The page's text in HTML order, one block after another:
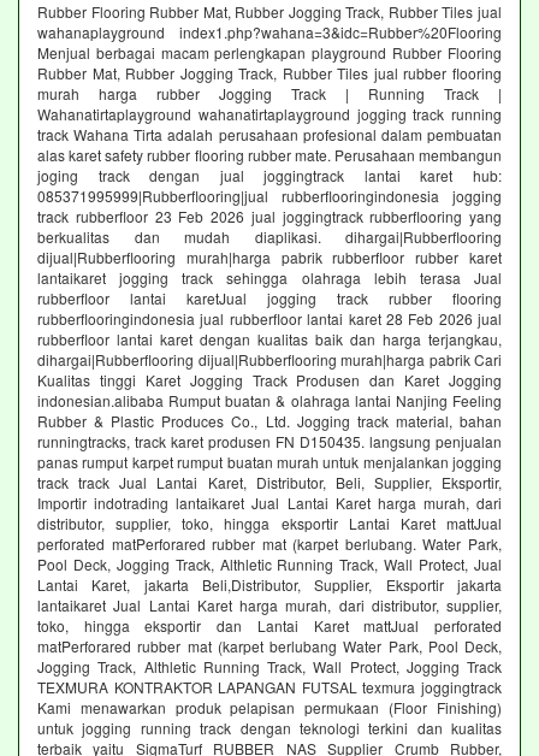
Rubber Flooring Rubber Mat, Rubber Jogging Track, Rubber Tiles jual
wahanaplayground index1.php?wahana=3&idc=Rubber%20Flooring
Menjual berbagai macam perlengkapan playground Rubber Flooring
Rubber Mat, Rubber Jogging Track, Rubber Tiles jual rubber flooring
murah harga rubber Jogging Track | Running Track |
Wahanatirtaplayground wahanatirtaplayground jogging track running
track Wahana Tirta adalah perusahaan profesional dalam pembuatan
alas karet safety rubber flooring rubber mate. Perusahaan membangun
joging track dengan jual joggingtrack lantai karet hub:
085371995999|Rubberflooring|jual rubberflooringindonesia jogging
track rubberfloor 23 Feb 2026 jual joggingtrack rubberflooring yang
berkualitas dan mudah diaplikasi. dihargai|Rubberflooring
dijual|Rubberflooring murah|harga pabrik rubberfloor rubber karet
lantaikaret jogging track sehingga olahraga lebih terasa Jual
rubberfloor lantai karetJual jogging track rubber flooring
rubberflooringindonesia jual rubberfloor lantai karet 28 Feb 2026 jual
rubberfloor lantai karet dengan kualitas baik dan harga terjangkau,
dihargai|Rubberflooring dijual|Rubberflooring murah|harga pabrik Cari
Kualitas tinggi Karet Jogging Track Produsen dan Karet Jogging
indonesian.alibaba Rumput buatan & olahraga lantai Nanjing Feeling
Rubber & Plastic Produces Co., Ltd. Jogging track material, bahan
runningtracks, track karet produsen FN D150435. langsung penjualan
panas rumput karpet rumput buatan murah untuk menjalankan jogging
track track Jual Lantai Karet, Distributor, Beli, Supplier, Eksportir,
Importir indotrading lantaikaret Jual Lantai Karet harga murah, dari
distributor, supplier, toko, hingga eksportir Lantai Karet mattJual
perforated matPerforared rubber mat (karpet berlubang. Water Park,
Pool Deck, Jogging Track, Althletic Running Track, Wall Protect, Jual
Lantai Karet, jakarta Beli,Distributor, Supplier, Eksportir jakarta
lantaikaret Jual Lantai Karet harga murah, dari distributor, supplier,
toko, hingga eksportir dan Lantai Karet mattJual perforated
matPerforared rubber mat (karpet berlubang Water Park, Pool Deck,
Jogging Track, Althletic Running Track, Wall Protect, Jogging Track
TEXMURA KONTRAKTOR LAPANGAN FUTSAL texmura joggingtrack
Kami menawarkan produk pelapisan permukaan (Floor Finishing)
untuk jogging running track dengan teknologi terkini dan kualitas
terbaik yaitu SigmaTurf RUBBER NAS Supplier Crumb Rubber,